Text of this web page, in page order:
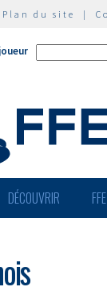
Plan du site |
DÉCOUVRIR FFE